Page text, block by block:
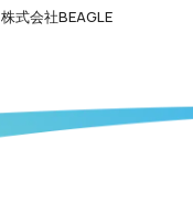
株式会社BEAGLE